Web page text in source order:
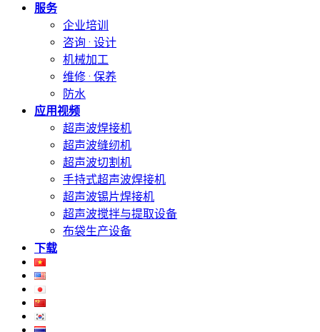
服务
企业培训
咨询 · 设计
机械加工
维修 · 保养
防水
应用视频
超声波焊接机
超声波缝纫机
超声波切割机
手持式超声波焊接机
超声波锡片焊接机
超声波搅拌与提取设备
布袋生产设备
下载